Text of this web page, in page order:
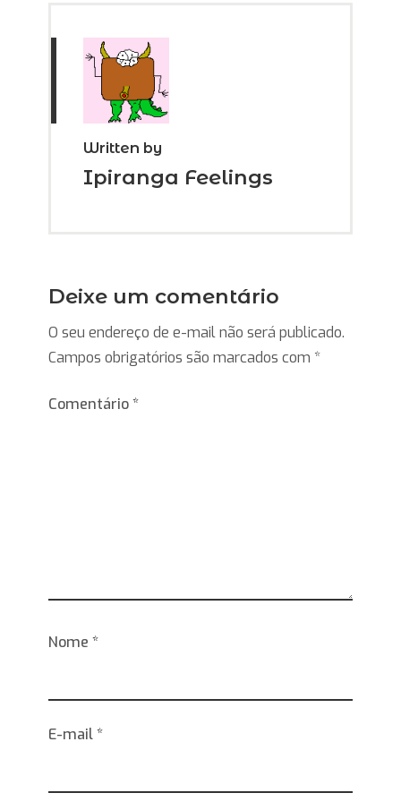
Written by
Ipiranga Feelings
Deixe um comentário
O seu endereço de e-mail não será publicado.
Campos obrigatórios são marcados com *
Comentário*
Nome *
E-mail*